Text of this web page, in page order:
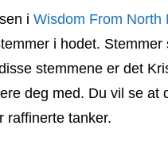
i Wisdom From North
i hodet.
stemmene er det
deg med. Du vil se at
raffinerte tanker.